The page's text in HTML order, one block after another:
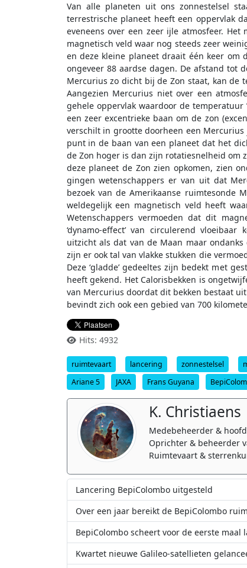
Van alle planeten uit ons zonnestelsel
terrestrische planeet heeft een oppervlak
eveneens over een zeer ijle atmosfeer.
magnetisch veld waar nog steeds zeer
en deze kleine planeet draait één keer om
ongeveer 88 aardse dagen. De afstand tot
Mercurius zo dicht bij de Zon staat, kan de
Aangezien Mercurius niet over een
gehele oppervlak waardoor de temperatuur
een zeer excentrieke baan om de zon
verschilt in grootte doorheen een
punt in de baan van een planeet dat het
de Zon hoger is dan zijn rotatiesnelheid om
deze planeet de Zon zien opkomen, zien
gingen wetenschappers er van uit dat
bezoek van de Amerikaanse ruimtesonde
weldegelijk een magnetisch veld heeft
Wetenschappers vermoeden dat dit
‘dynamo-effect’ van circulerend
uitzicht als dat van de Maan maar
zijn er ook tal van vlakke stukken die
Deze ‘gladde’ gedeeltes zijn bedekt met
heeft gekend. Het Calorisbekken is
van Mercurius doordat dit bekken bestaat
bevindt zich ook een gebied van 700
Hits: 4932
ruimtevaart lancering zonnestelsel
Ariane 5
JAXA Frans Guyana
K. Christiaens
Medebeheerder &
Oprichter & beheerder
Ruimtevaart &
Lancering BepiColombo uitgesteld
Over een jaar bereikt de BepiColombo
BepiColombo scheert voor de eerste maal
Kwartet nieuwe Galileo-satellieten